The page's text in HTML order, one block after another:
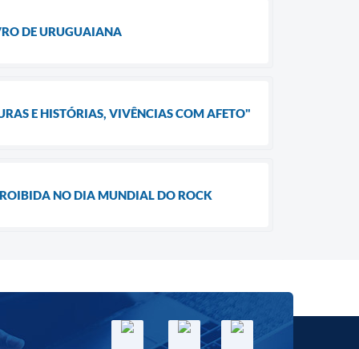
DE URUGUAIANA
E HISTÓRIAS, VIVÊNCIAS COM AFETO"
NO DIA MUNDIAL DO ROCK